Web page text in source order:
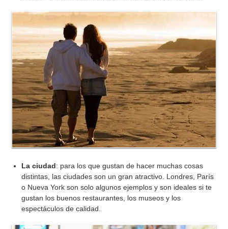
La ciudad: para los que gustan de hacer muchas cosas
distintas, las ciudades son un gran atractivo. Londres, París
o Nueva York son solo algunos ejemplos y son ideales si te
gustan los buenos restaurantes, los museos y los
espectáculos de calidad.